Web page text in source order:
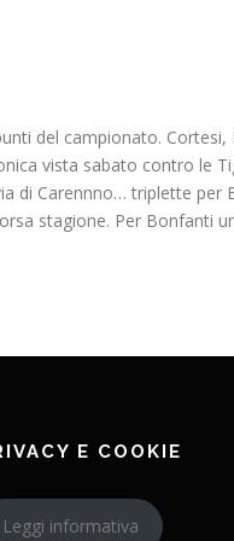
del campionato. Cortesi,
vista sabato contro le
di Carennno… triplette per
stagione. Per Bonfanti
E COOKIE
Leggi informativa